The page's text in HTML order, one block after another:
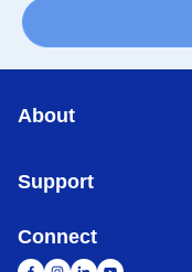
About
Support
Connect